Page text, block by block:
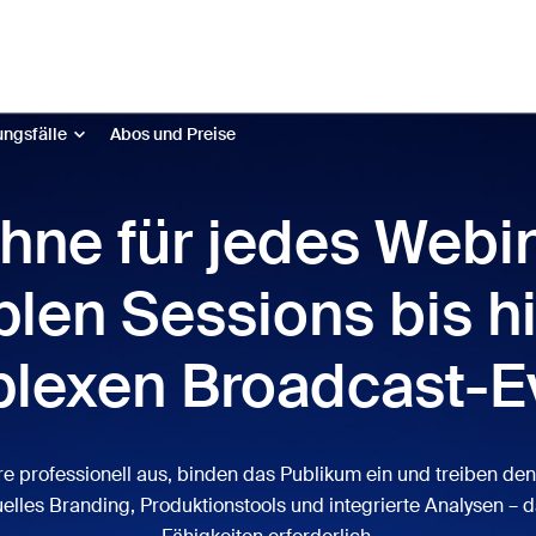
Abos und Preise
ist, was im Trend liegt, was für Gesprächsstoff sorgt – die
interessieren.
Rooms
Canvas
CX-Insights
für jedes
Sessions bis
Broadcast-
professionell aus, binden das Publikum ein und treiben
Branding, Produktionstools und integrierte Analysen –